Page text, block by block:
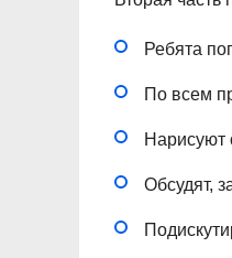
Ребята
По всем
Нарисуют
Обсудят,